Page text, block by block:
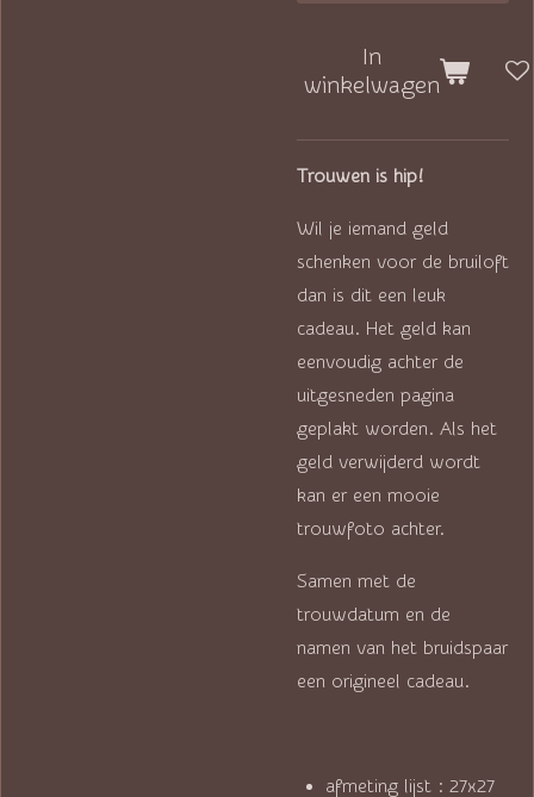
In
winkelwagen
Trouwen is hip!
Wil je iemand geld
schenken voor de bruiloft
dan is dit een leuk
cadeau. Het geld kan
eenvoudig achter de
uitgesneden pagina
geplakt worden. Als het
geld verwijderd wordt
kan er een mooie
trouwfoto achter.
Samen met de
trouwdatum en de
namen van het bruidspaar
een origineel cadeau.
afmeting lijst : 27x27